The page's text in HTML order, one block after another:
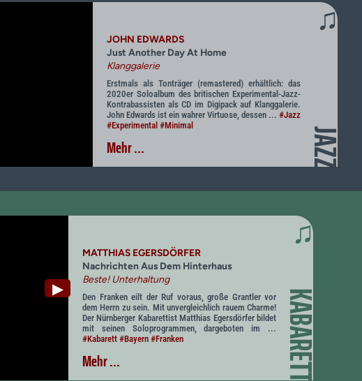
♫
JAZZ
JOHN EDWARDS
Just Another Day At Home
Klanggalerie
Erstmals als Tonträger (remastered) erhältlich: das
2020er Soloalbum des britischen Experimental-Jazz-
Kontrabassisten als CD im Digipack auf Klanggalerie.
John Edwards ist ein wahrer Virtuose, dessen ... #Jazz
#Experimental #Minimal
Mehr ...
▶
♫
KABARETT
MATTHIAS EGERSDÖRFER
Nachrichten Aus Dem Hinterhaus
Beste! Unterhaltung
Den Franken eilt der Ruf voraus, große Grantler vor
dem Herrn zu sein. Mit unvergleichlich rauem Charme!
Der Nürnberger Kabarettist Matthias Egersdörfer bildet
mit seinen Soloprogrammen, dargeboten im ...
#Kabarett #Bayern #Franken
Mehr ...